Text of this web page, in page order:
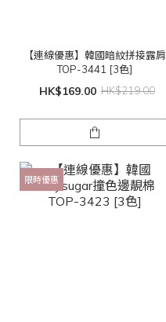
【連線優惠】韓國暗紋拼接露肩
TOP-3441 [3色]
HK$169.00 HK$219.00
限時優惠